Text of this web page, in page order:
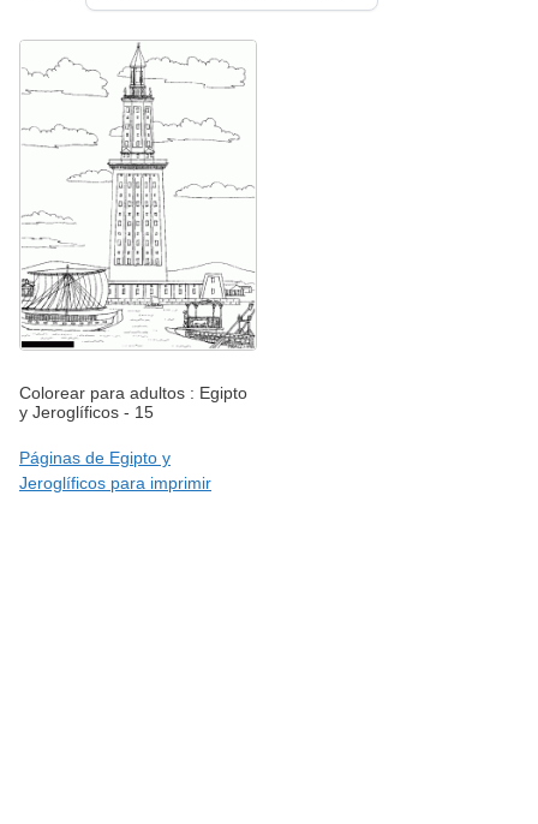
Colorear para adultos : Egipto
y Jeroglíficos - 15
Páginas de Egipto y
Jeroglíficos para imprimir